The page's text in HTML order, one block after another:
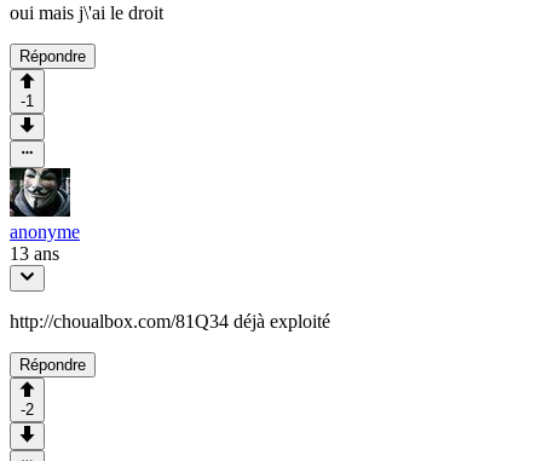
oui mais j\'ai le droit
Répondre
-1
anonyme
13 ans
http://choualbox.com/81Q34 déjà exploité
Répondre
-2